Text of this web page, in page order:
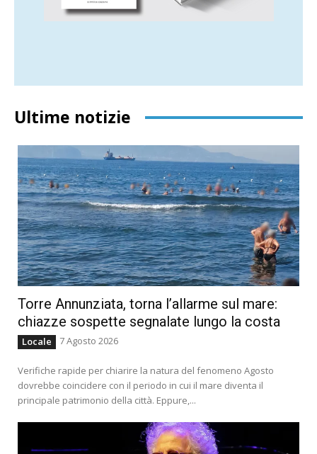
Ultime notizie
Torre Annunziata, torna l’allarme sul mare:
chiazze sospette segnalate lungo la costa
Locale 7 Agosto 2026
Verifiche rapide per chiarire la natura del fenomeno Agosto
dovrebbe coincidere con il periodo in cui il mare diventa il
principale patrimonio della città. Eppure,...